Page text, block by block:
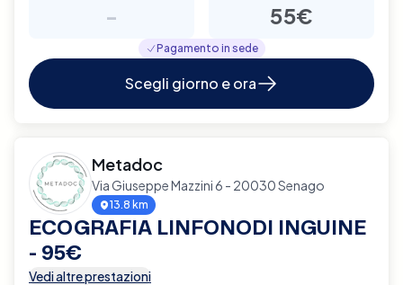
- 55€
Pagamento in sede
Scegli giorno e ora
Metadoc
Via Giuseppe Mazzini 6 - 20030 Senago
13.8 km
ECOGRAFIA LINFONODI INGUINE
- 95€
Vedi altre prestazioni